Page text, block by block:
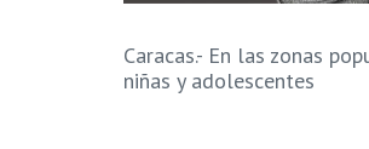
Caracas.- En las zonas
niñas y adolescentes